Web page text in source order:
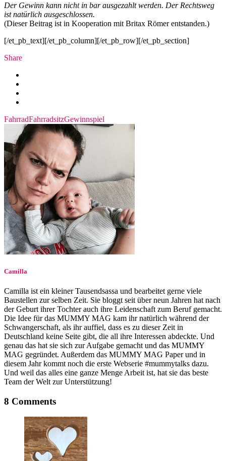
Der Gewinn kann nicht in bar ausgezahlt werden. Der Rechtsweg
ist natürlich ausgeschlossen.
(Dieser Beitrag ist in Kooperation mit Britax Römer entstanden.)
[/et_pb_text][/et_pb_column][/et_pb_row][/et_pb_section]
Share
FahrradFahrradsitzGewinnspiel
Camilla
Camilla ist ein kleiner Tausendsassa und bearbeitet gerne viele
Baustellen zur selben Zeit. Sie bloggt seit über neun Jahren hat nach
der Geburt ihrer Tochter auch ihre Leidenschaft zum Beruf gemacht.
Die Idee für das MUMMY MAG kam ihr natürlich während der
Schwangerschaft, als ihr auffiel, dass es zu dieser Zeit in
Deutschland keine Seite gibt, die all ihre Interessen abdeckte. Und
genau das hat sie sich zur Aufgabe gemacht und das MUMMY
MAG gegründet. Außerdem das MUMMY MAG Paper und in
diesem Jahr kommt noch die erste Webserie #mummytalks dazu.
Und weil das alles eine ganze Menge Arbeit ist, hat sie das beste
Team der Welt zur Unterstützung!
8 Comments